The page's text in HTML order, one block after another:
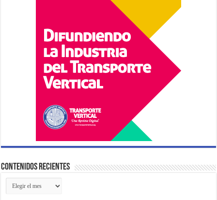
Contenidos Recientes
Contenidos
Recientes